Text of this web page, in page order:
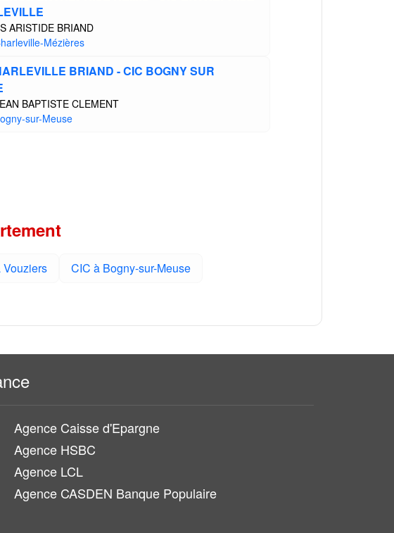
ARISTIDE BRIAND
Mézières
BRIAND - CIC BOGNY SUR
BAPTISTE CLEMENT
sur-Meuse
Vouziers CIC à Bogny-sur-Meuse
Agence Caisse d'Epargne
Agence HSBC
Agence LCL
Agence CASDEN Banque Populaire